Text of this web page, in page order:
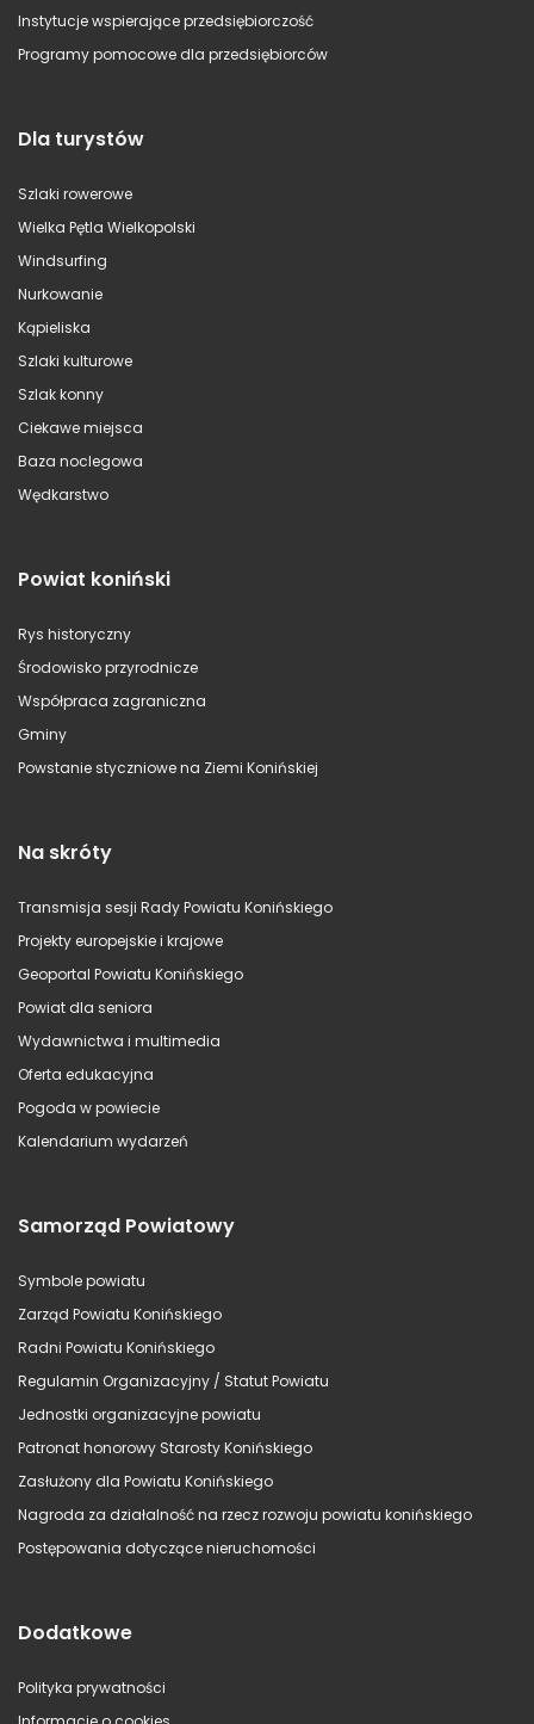
Instytucje wspierające przedsiębiorczość
Programy pomocowe dla przedsiębiorców
Dla turystów
Szlaki rowerowe
Wielka Pętla Wielkopolski
Windsurfing
Nurkowanie
Kąpieliska
Szlaki kulturowe
Szlak konny
Ciekawe miejsca
Baza noclegowa
Wędkarstwo
Powiat koniński
Rys historyczny
Środowisko przyrodnicze
Współpraca zagraniczna
Gminy
Powstanie styczniowe na Ziemi Konińskiej
Na skróty
Transmisja sesji Rady Powiatu Konińskiego
Projekty europejskie i krajowe
Geoportal Powiatu Konińskiego
Powiat dla seniora
Wydawnictwa i multimedia
Oferta edukacyjna
Pogoda w powiecie
Kalendarium wydarzeń
Samorząd Powiatowy
Symbole powiatu
Zarząd Powiatu Konińskiego
Radni Powiatu Konińskiego
Regulamin Organizacyjny / Statut Powiatu
Jednostki organizacyjne powiatu
Patronat honorowy Starosty Konińskiego
Zasłużony dla Powiatu Konińskiego
Nagroda za działalność na rzecz rozwoju powiatu konińskiego
Postępowania dotyczące nieruchomości
Dodatkowe
Polityka prywatności